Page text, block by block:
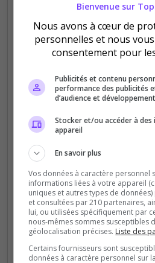
Votre serveur sera affiché
classement du Top
3 slots que vous aurez choisi
1
Choisissez le
2
Choisissez
Vous devez sélectionner un
Bienvenue sur
Nous avons à cœur de
personnelles et nous
consentement pour
Publicités et contenu
performance des publicités
d’audience et
Stocker et/ou accéder à
appareil
En savoir plus
Vos données à caractère personnel
informations liées à votre appareil
uniques et autres types de
et consultées par 210 partenaires,
lui, ou utilisées spécifiquement par
nous-mêmes sommes susceptibles
géolocalisation précises. Liste des
Certains fournisseurs sont
données à caractère personnel sur